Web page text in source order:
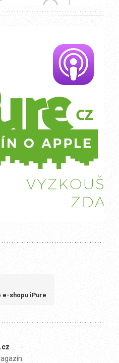
e-shopu iPure